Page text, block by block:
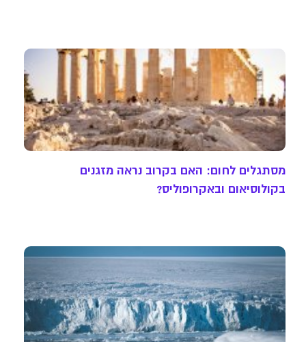
מסתגלים לחום: האם בקרוב נראה מזגנים
בקולוסיאום ובאקרופוליס?